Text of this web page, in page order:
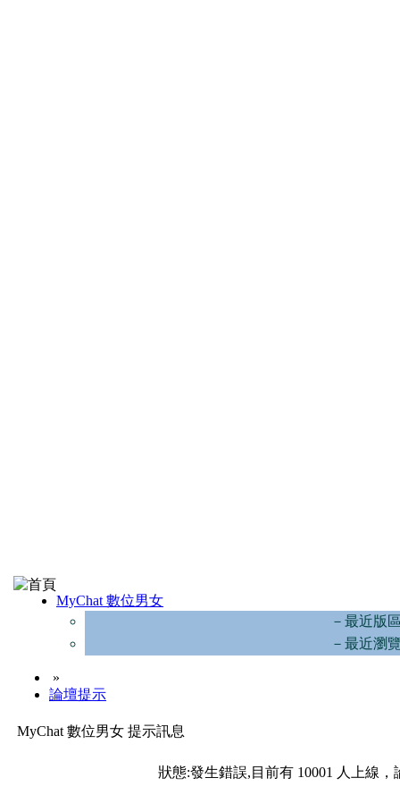
MyChat 數位男女
－最近版
－最近瀏
»
論壇提示
MyChat 數位男女 提示訊息
狀態:發生錯誤,目前有 10001 人上線